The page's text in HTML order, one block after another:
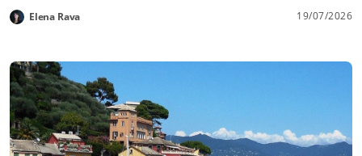
Elena Rava 19/07/2026